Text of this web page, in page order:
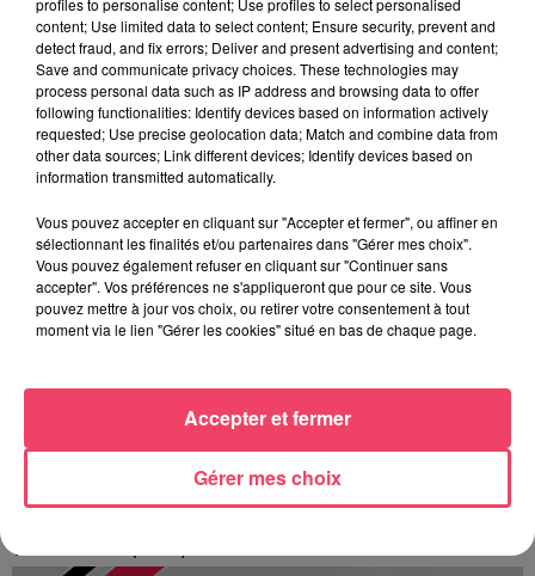
Terres en fêtes (JA 53) les 15 et 16 août
profiles to personalise content; Use profiles to select personalised
content; Use limited data to select content; Ensure security, prevent and
detect fraud, and fix errors; Deliver and present advertising and content;
Save and communicate privacy choices. These technologies may
process personal data such as IP address and browsing data to offer
following functionalities: Identify devices based on information actively
requested; Use precise geolocation data; Match and combine data from
other data sources; Link different devices; Identify devices based on
information transmitted automatically.
Vous pouvez accepter en cliquant sur "Accepter et fermer", ou affiner en
sélectionnant les finalités et/ou partenaires dans "Gérer mes choix".
Vous pouvez également refuser en cliquant sur "Continuer sans
accepter". Vos préférences ne s'appliqueront que pour ce site. Vous
pouvez mettre à jour vos choix, ou retirer votre consentement à tout
moment via le lien "Gérer les cookies" situé en bas de chaque page.
Gérer mes choix
Accepter et fermer